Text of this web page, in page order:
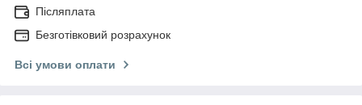
Післяплата
Безготівковий розрахунок
Всі умови оплати